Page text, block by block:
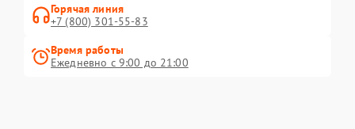
Горячая линия
+7 (800) 301-55-83
Время работы
Ежедневно с 9:00 до 21:00